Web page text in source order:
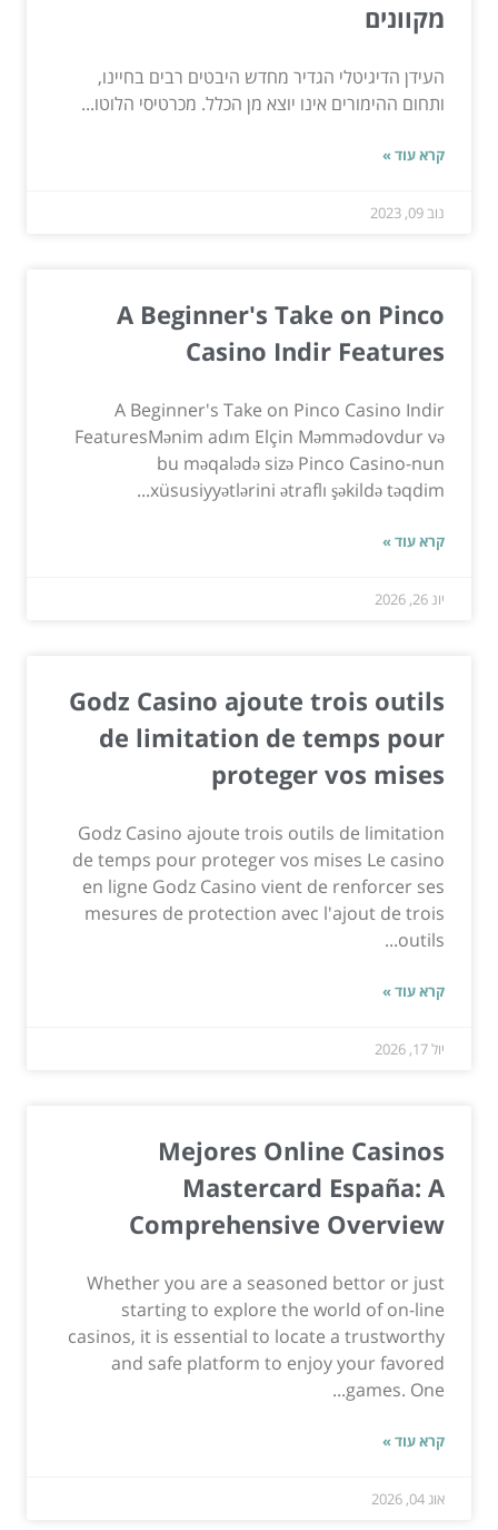
מקוונים
העידן הדיגיטלי הגדיר מחדש היבטים רבים בחיינו,
ותחום ההימורים אינו יוצא מן הכלל. מכרטיסי הלוטו...
קרא עוד »
נוב 09, 2023
A Beginner's Take on Pinco
Casino Indir Features
A Beginner's Take on Pinco Casino Indir
FeaturesMənim adım Elçin Məmmədovdur və
bu məqalədə sizə Pinco Casino-nun
xüsusiyyətlərini ətraflı şəkildə təqdim...
קרא עוד »
יונ 26, 2026
Godz Casino ajoute trois outils
de limitation de temps pour
proteger vos mises
Godz Casino ajoute trois outils de limitation
de temps pour proteger vos mises Le casino
en ligne Godz Casino vient de renforcer ses
mesures de protection avec l'ajout de trois
outils...
קרא עוד »
יול 17, 2026
Mejores Online Casinos
Mastercard España: A
Comprehensive Overview
Whether you are a seasoned bettor or just
starting to explore the world of on-line
casinos, it is essential to locate a trustworthy
and safe platform to enjoy your favored
games. One...
קרא עוד »
אוג 04, 2026